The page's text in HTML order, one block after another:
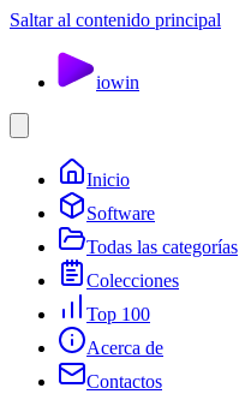
Saltar al contenido principal
iowin
Inicio
Software
Todas las categorías
Colecciones
Top 100
Acerca de
Contactos